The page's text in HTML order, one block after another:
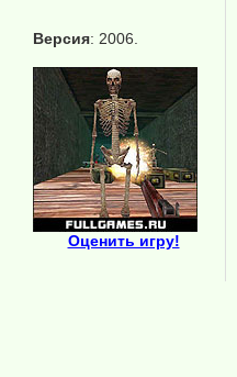
Версия: 2006.
Оценить игру!